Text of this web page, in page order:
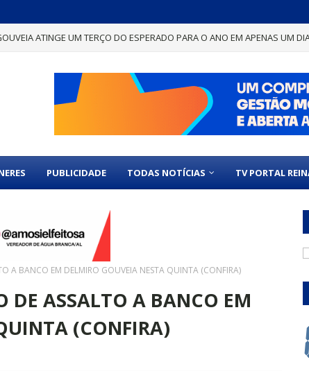
ATINGE UM TERÇO DO ESPERADO PARA O ANO EM APENAS UM
PUBLICIDADE TODAS NOTÍCIAS TV PORTAL
A BANCO EM DELMIRO GOUVEIA NESTA QUINTA (CONFIRA)
DE ASSALTO A BANCO EM
(CONFIRA)